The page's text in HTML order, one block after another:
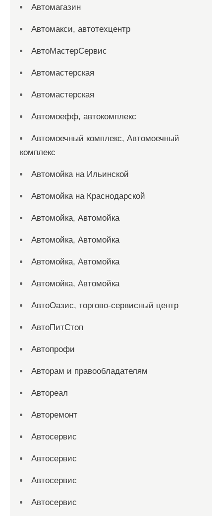
Автомагазин
Автомакси, автотехцентр
АвтоМастерСервис
Автомастерская
Автомастерская
Автомоефф, автокомплекс
Автомоечный комплекс, Автомоечный
комплекс
Автомойка на Ильинской
Автомойка на Краснодарской
Автомойка, Автомойка
Автомойка, Автомойка
Автомойка, Автомойка
Автомойка, Автомойка
АвтоОазис, торгово-сервисный центр
АвтоПитСтоп
Автопрофи
Авторам и правообладателям
Автореал
Авторемонт
Автосервис
Автосервис
Автосервис
Автосервис